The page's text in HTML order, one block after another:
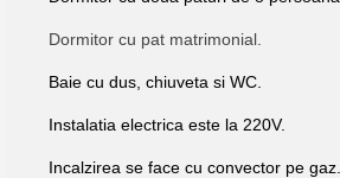
Dormitor cu pat matrimonial.
Baie cu dus, chiuveta si WC.
Instalatia electrica este la 220V.
Incalzirea se face cu convector pe gaz.